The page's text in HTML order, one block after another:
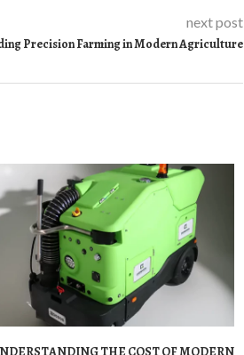
next post
Precision Farming in Modern Agriculture